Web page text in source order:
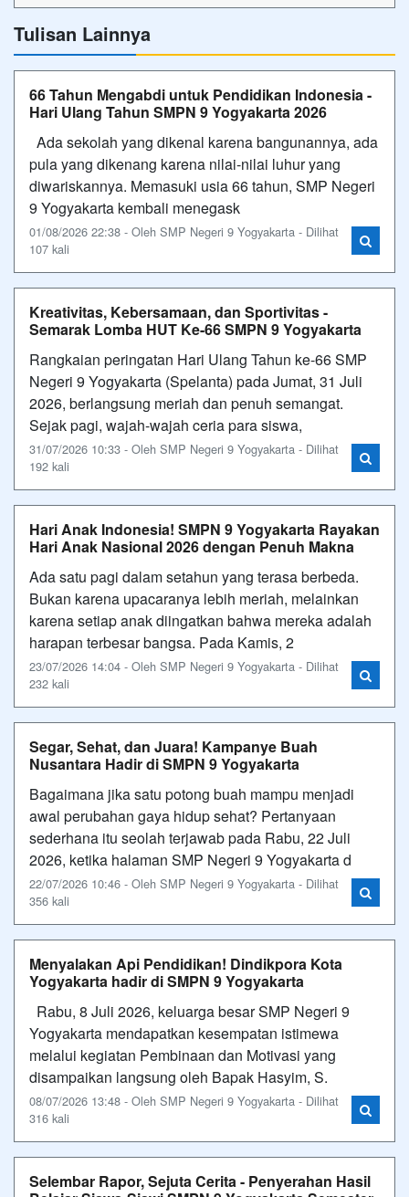
Tulisan Lainnya
66 Tahun Mengabdi untuk Pendidikan Indonesia -
Hari Ulang Tahun SMPN 9 Yogyakarta 2026
Ada sekolah yang dikenal karena bangunannya, ada
pula yang dikenang karena nilai-nilai luhur yang
diwariskannya. Memasuki usia 66 tahun, SMP Negeri
9 Yogyakarta kembali menegask
01/08/2026 22:38 - Oleh SMP Negeri 9 Yogyakarta - Dilihat
107 kali
Kreativitas, Kebersamaan, dan Sportivitas -
Semarak Lomba HUT Ke-66 SMPN 9 Yogyakarta
Rangkaian peringatan Hari Ulang Tahun ke-66 SMP
Negeri 9 Yogyakarta (Spelanta) pada Jumat, 31 Juli
2026, berlangsung meriah dan penuh semangat.
Sejak pagi, wajah-wajah ceria para siswa,
31/07/2026 10:33 - Oleh SMP Negeri 9 Yogyakarta - Dilihat
192 kali
Hari Anak Indonesia! SMPN 9 Yogyakarta Rayakan
Hari Anak Nasional 2026 dengan Penuh Makna
Ada satu pagi dalam setahun yang terasa berbeda.
Bukan karena upacaranya lebih meriah, melainkan
karena setiap anak diingatkan bahwa mereka adalah
harapan terbesar bangsa. Pada Kamis, 2
23/07/2026 14:04 - Oleh SMP Negeri 9 Yogyakarta - Dilihat
232 kali
Segar, Sehat, dan Juara! Kampanye Buah
Nusantara Hadir di SMPN 9 Yogyakarta
Bagaimana jika satu potong buah mampu menjadi
awal perubahan gaya hidup sehat? Pertanyaan
sederhana itu seolah terjawab pada Rabu, 22 Juli
2026, ketika halaman SMP Negeri 9 Yogyakarta d
22/07/2026 10:46 - Oleh SMP Negeri 9 Yogyakarta - Dilihat
356 kali
Menyalakan Api Pendidikan! Dindikpora Kota
Yogyakarta hadir di SMPN 9 Yogyakarta
Rabu, 8 Juli 2026, keluarga besar SMP Negeri 9
Yogyakarta mendapatkan kesempatan istimewa
melalui kegiatan Pembinaan dan Motivasi yang
disampaikan langsung oleh Bapak Hasyim, S.
08/07/2026 13:48 - Oleh SMP Negeri 9 Yogyakarta - Dilihat
316 kali
Selembar Rapor, Sejuta Cerita - Penyerahan Hasil